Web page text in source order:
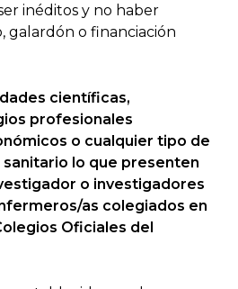
inéditos y no haber
galardón o financiación
científicas,
profesionales
o cualquier tipo de
lo que presenten
o investigadores
as colegiados en
Oficiales del